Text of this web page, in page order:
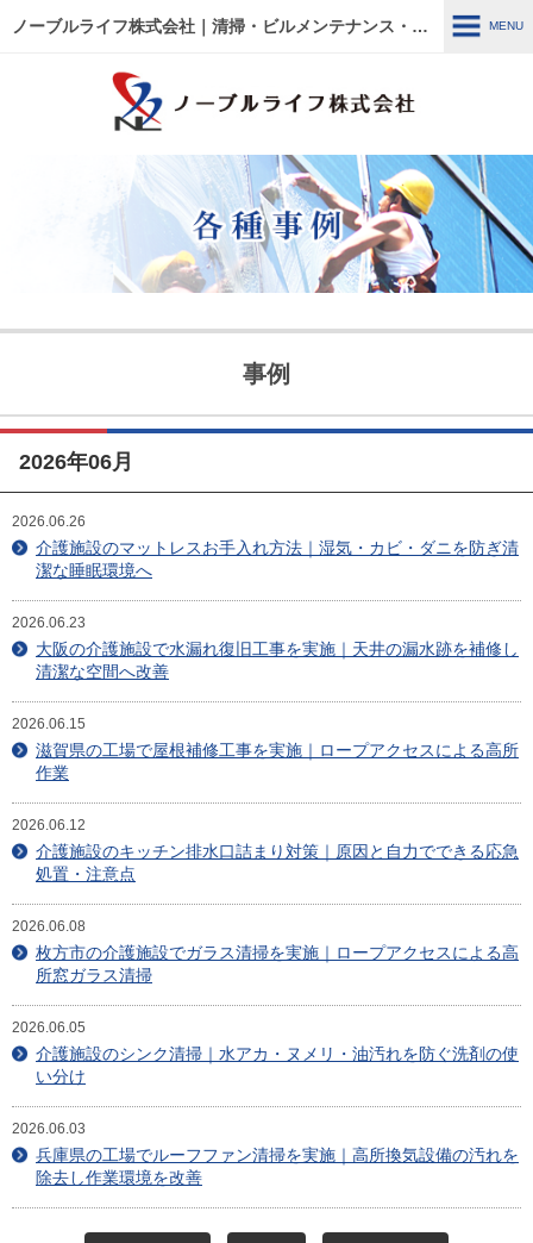
ノーブルライフ株式会社｜清掃・ビルメンテナンス・施設管理・改修工事｜大阪・兵庫・京都・滋賀・東京 MENU
各種事例
ノーブルライフの強み・特徴
ウルトラフロアケア
エアコン関連 ～修繕・入
替・クリーニング～
目安・価格表
会社概要
事例
2026年06月
2026.06.26
介護施設のマットレスお手入れ方法｜湿気・カビ・ダニを防ぎ清
潔な睡眠環境へ
2026.06.23
大阪の介護施設で水漏れ復旧工事を実施｜天井の漏水跡を補修し
清潔な空間へ改善
2026.06.15
滋賀県の工場で屋根補修工事を実施｜ロープアクセスによる高所
作業
2026.06.12
介護施設のキッチン排水口詰まり対策｜原因と自力でできる応急
処置・注意点
2026.06.08
枚方市の介護施設でガラス清掃を実施｜ロープアクセスによる高
所窓ガラス清掃
2026.06.05
介護施設のシンク清掃｜水アカ・ヌメリ・油汚れを防ぐ洗剤の使
い分け
2026.06.03
兵庫県の工場でルーフファン清掃を実施｜高所換気設備の汚れを
除去し作業環境を改善